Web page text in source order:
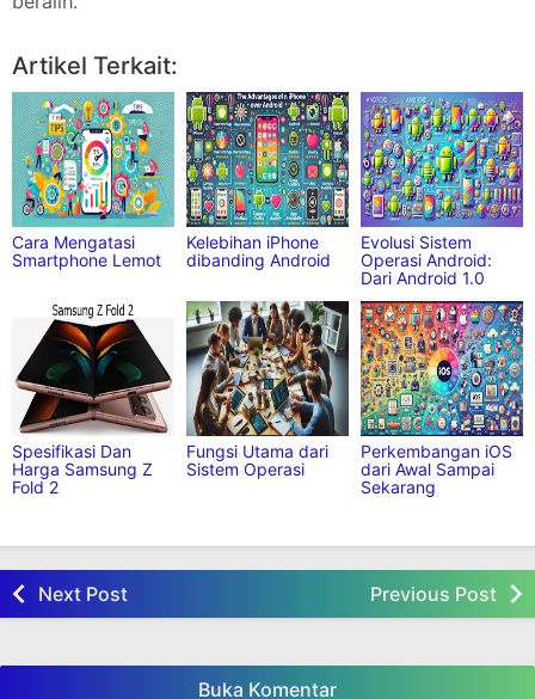
Jika suka dengan artikel ini,
Facebook Twitter Pinterest More
Artikel Terkait:
Cara Mengatasi
Smartphone Lemot
Kelebihan iPhone
dibanding Android
Evolusi Sistem
Operasi Android:
Dari Android 1.0
hingga Android 14
Spesifikasi Dan
Harga Samsung Z
Fold 2
Fungsi Utama dari
Perkembangan iOS
dari Awal Sampai
Sekarang